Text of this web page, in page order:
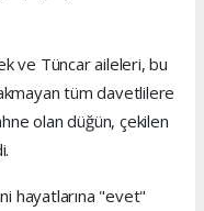
ve Tüncar aileleri, bu
tüm davetlilere
olan düğün, çekilen
hayatlarına "evet"